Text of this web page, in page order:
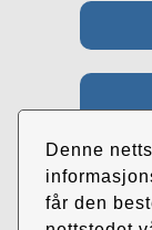
Denne
får den
c/o Roar
Øvrehusvegen